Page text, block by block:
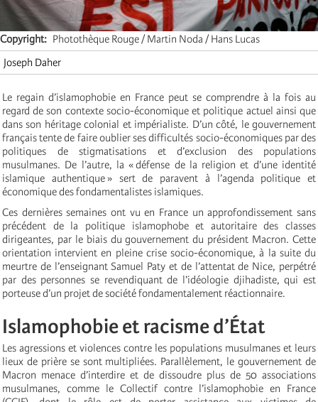
Copyright
Photothèque Rouge / Martin Noda / Hans Lucas
Joseph Daher
Le regain d’islamophobie en France peut se comprendre à la fois au
regard de son contexte socio-économique et politique actuel ainsi que
dans son héritage colonial et impérialiste. D’un côté, le gouvernement
français tente de faire oublier ses difficultés socio-économiques par des
politiques de stigmatisations et d’exclusion des populations
musulmanes. De l’autre, la « défense de la religion et d’une identité
islamique authentique » sert de paravent à l’agenda politique et
économique des fondamentalistes islamiques.
Ces dernières semaines ont vu en France un approfondissement sans
précédent de la politique islamophobe et autoritaire des classes
dirigeantes, par le biais du gouvernement du président Macron. Cette
orientation intervient en pleine crise socio-­économique, à la suite du
meurtre de l’enseignant Samuel Paty et de l’attentat de Nice, perpétré
par des personnes se revendiquant de l’idéologie djihadiste, qui est
porteuse d’un projet de société fondamentalement réactionnaire.
Islamophobie et racisme d’État
Les agressions et violences contre les populations musulmanes et leurs
lieux de prière se sont multipliées. Parallèlement, le gouvernement de
Macron menace d’interdire et de dissoudre plus de 50 associations
musulmanes, comme le Collectif contre l’islamophobie en France